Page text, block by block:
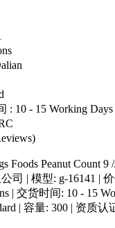
: 10 - 15 Working Days
Foods Peanut Count 9
司 | 模型: g-16141 | 价
| 交货时间: 10 - 15
| 容量: 300 | 资质认